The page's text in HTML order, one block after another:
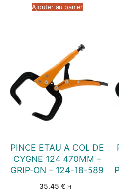
Ajouter au panier
PINCE ETAU A COL DE
CYGNE 124 470MM –
GRIP-ON – 124-18-589
35.45 € HT